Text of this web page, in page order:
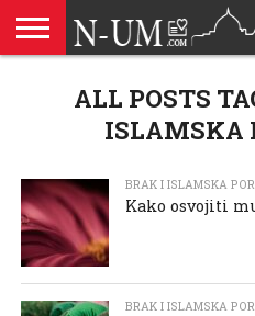
LIJEPA
IMENA
BRAK I
ISLAMSKA
PORODICA
DŽEHENNEM
DŽENNET
DOBROČINSTVO
PREMA
RODITELJIMA
DOVE
I ZIKR
HADŽ
HADISI
HURIJE
HUMANITARNI
KUTAK
ILAHIJE
ISLAMOFOBIJA
IZREKE
I CITATI
KUR’AN
LIJEPI
ISLAM
NAMAZ
ODGOVORI
POKAJNICI
POUČNE
PRIČE I
PRILOZI
POSJETITELJA
PROBLEM
DEVIJACIJE
ŠALJIVE
PRIČE
RAMAZAN
REKAIK
SAVJETI
SIHR I
DŽINNI
SMRT I
SUDNJI
SNOVI
VJEROVJESNICI
ZANIMLJIVOSTI
I NAUKA
SESTRE
ZDRAVLJE
ALL POSTS
ISLAMSKA
BRAK I ISLAMSKA
Kako osvojiti
BRAK I ISLAMSKA